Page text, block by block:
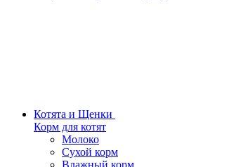
Котята и Щенки
Корм для котят
Молоко
Сухой корм
Влажный корм